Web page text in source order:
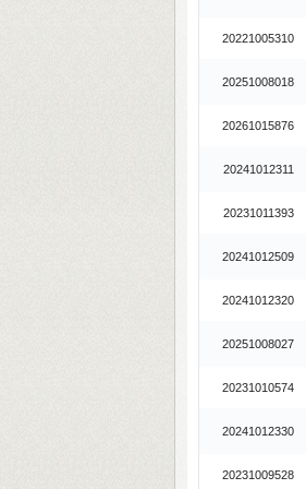
20221005310
20251008018
20261015876
20241012311
20231011393
20241012509
20241012320
20251008027
20231010574
20241012330
20231009528